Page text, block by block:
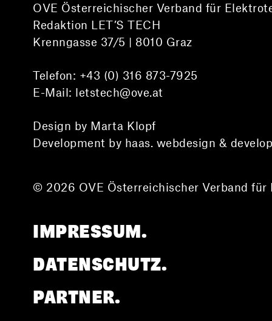
OVE Österreichischer Verband für
Redaktion LET’S TECH
Krenngasse 37/5 | 8010 Graz
Telefon: +43 (0) 316 873-7925
E-Mail: letstech@ove.at
Design by Marta Klopf
Development by haas. webdesign &
© 2026 OVE Österreichischer Verband für
IMPRESSUM.
DATENSCHUTZ.
PARTNER.